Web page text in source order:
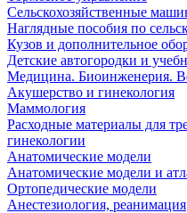
Сельскохозяйственные
Наглядные пособия по
Кузов и дополнительное
Детские автогородки и
Медицина. Биоинженерия.
Акушерство и гинекология
Маммология
Расходные материалы для
гинекологии
Анатомические модели
Анатомические модели и
Ортопедические модели
Анестезиология, реанимация